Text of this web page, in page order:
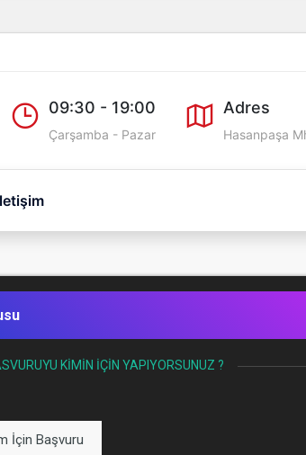
09:30 - 19:00
Çarşamba - Pazar
Adres
Hasanpaşa
KIMIN İÇIN YAPIYORSUNUZ ?
İçin Başvuru